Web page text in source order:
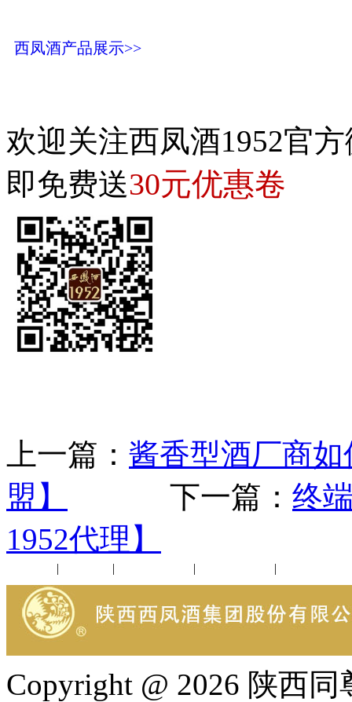
西凤酒产品展示>>
欢迎关注西凤酒1952官
即免费送30元优惠卷
上一篇： 酱香型酒厂商
盟】
下一篇： 终
1952代理】
| | | |
Copyright @ 2026 陕西